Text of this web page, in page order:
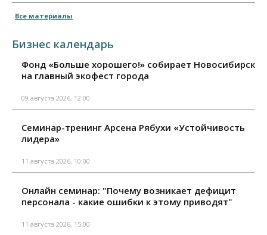
Все материалы
Бизнес календарь
Фонд «Больше хорошего!» собирает Новосибирск
на главный экофест города
09 августа 2026, 12:00
Семинар-тренинг Арсена Рябухи «Устойчивость
лидера»
11 августа 2026, 10:00
Онлайн семинар: "Почему возникает дефицит
персонала - какие ошибки к этому приводят"
11 августа 2026, 15:00